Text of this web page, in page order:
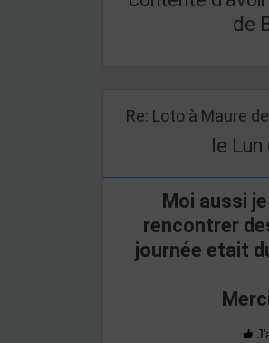
de
le Lun
Moi aussi
rencontrer
journée etait